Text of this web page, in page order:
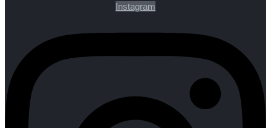
Instagram